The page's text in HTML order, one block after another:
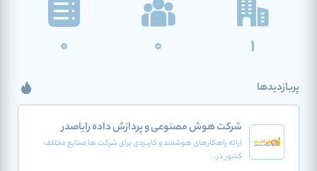
1
0
0
پربازدیدها
شرکت هوش مصنوعی و پردازش داده رایاصدر
ارائه راهکارهای هوشمند و کاربردی برای شرکت ها صنایع مختلف
کشور در...